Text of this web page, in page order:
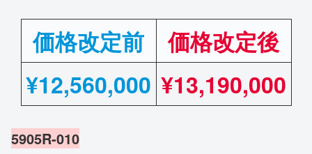
価格改定前
価格改定後
¥12,560,000 ¥13,190,000
5905R-010